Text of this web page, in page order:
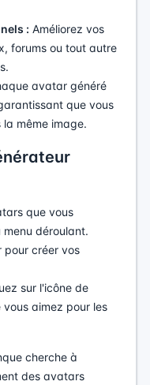
: Améliorez vos
forums ou tout autre
avatar généré
que vous
même image.
que vous
déroulant.
pour créer vos
sur l'icône de
aimez pour les
cherche à
des avatars